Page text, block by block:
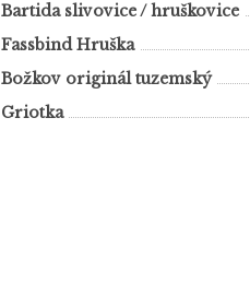
Bartida slivovice / hruškovice
Fassbind Hruška
Božkov originál tuzemský
Griotka